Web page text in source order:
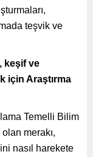
teşvik ve
keşif ve
için Araştırma
Temelli Bilim
merakı,
nasıl harekete